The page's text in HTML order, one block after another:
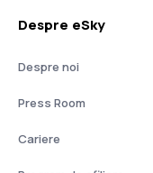
Despre eSky
Despre noi
Press Room
Cariere